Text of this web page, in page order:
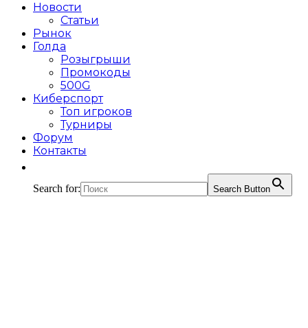
Новости
Статьи
Рынок
Голда
Розыгрыши
Промокоды
500G
Киберспорт
Топ игроков
Турниры
Форум
Контакты
Search for: Search Button